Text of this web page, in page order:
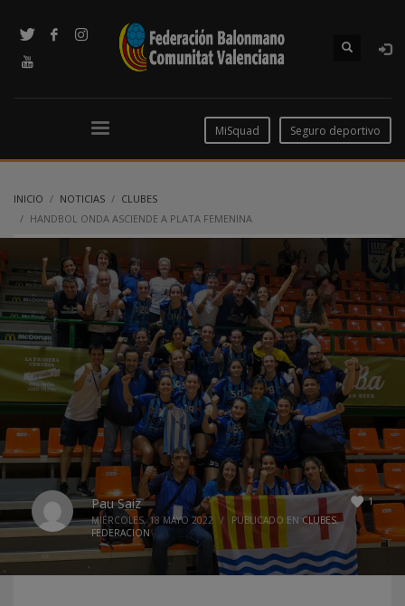
MiSquad Seguro deportivo
INICIO NOTICIAS
CLUBES
HANDBOL ONDA ASCIENDE A PLATA FEMENINA
1
Pau Saiz
MIÉRCOLES, 18 MAYO 2022 / PUBLICADO EN CLUBES,
FEDERACION